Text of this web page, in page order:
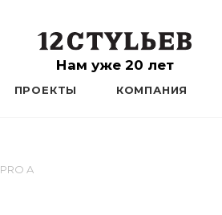
Нам уже 20 лет
ПРОЕКТЫ КОМПАНИЯ
PRO A